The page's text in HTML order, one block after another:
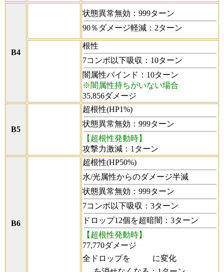
B4
状態異常無効：999ターン
90％ダメージ軽減：2ターン
根性
7コンボ以下吸収：10ターン
闇属性バインド：10ターン
※闇属性持ちがいない場合
35,856ダメージ
B5
超根性(HP1%)
状態異常無効：999ターン
【超根性発動時】
攻撃力激減：1ターン
B6
超根性(HP50%)
水/光属性からのダメージ半減
状態異常無効：999ターン
7コンボ以下吸収：3ターン
ドロップ12個を超暗闇：3ターン
【超根性発動時】
77,770ダメージ
全ドロップを
に変化